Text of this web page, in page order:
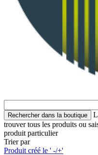
trouver tous les produits ou
produit particulier
Trier par
Produit créé le ' -/+'